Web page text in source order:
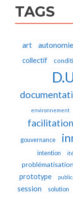
TAGS
art autonomie
collectif
environnement
facilitation
gouvernance
intention
problématisation
prototype
session solution